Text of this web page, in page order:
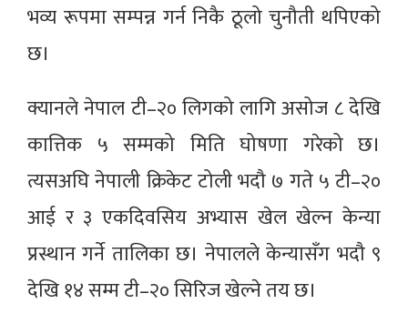
भव्य रूपमा सम्पन्न गर्न निकै ठूलो चुनौती थपिएको
छ।
क्यानले नेपाल टी–२० लिगको लागि असोज ८ देखि
कात्तिक ५ सम्मको मिति घोषणा गरेको छ।
त्यसअघि नेपाली क्रिकेट टोली भदौ ७ गते ५ टी–२०
आई र ३ एकदिवसिय अभ्यास खेल खेल्न केन्या
प्रस्थान गर्ने तालिका छ। नेपालले केन्यासँग भदौ ९
देखि १४ सम्म टी–२० सिरिज खेल्ने तय छ।